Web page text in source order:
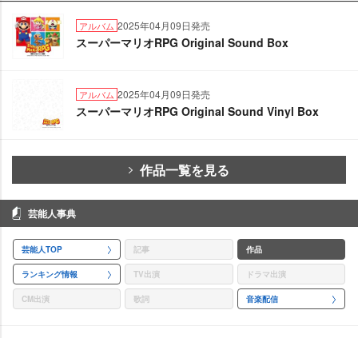
アルバム 2025年04月09日発売
スーパーマリオRPG Original Sound Box
アルバム 2025年04月09日発売
スーパーマリオRPG Original Sound Vinyl Box
作品一覧を見る
芸能人事典
芸能人TOP 記事 作品
ランキング情報 TV出演 ドラマ出演
CM出演 歌詞 音楽配信